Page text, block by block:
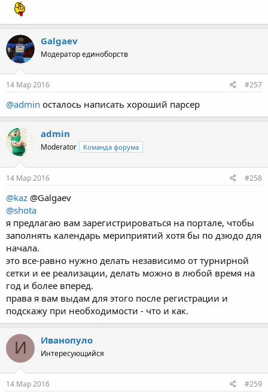
Galgaev
Модератор единоборств
14 Мар 2016 #257
@admin осталось написать хороший парсер
admin
Moderator Команда форума
14 Мар 2016 #258
@kaz @Galgaev
@shota
я предлагаю вам зарегистрироваться на портале, чтобы
заполнять календарь мериприятий хотя бы по дзюдо для
начала.
это все-равно нужно делать независимо от турнирной
сетки и ее реализации, делать можно в любой время на
год и более вперед.
права я вам выдам для этого после регистрации и
подскажу при необходимости - что и как.
И Иванопуло
Интересующийся
14 Мар 2016 #259